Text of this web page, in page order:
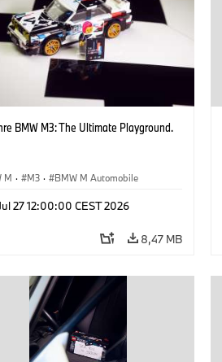
BMW M3: The Ultimate Playground.
M · M3 · BMW M Automobile
27 12:00:00 CEST 2026
8,47 MB